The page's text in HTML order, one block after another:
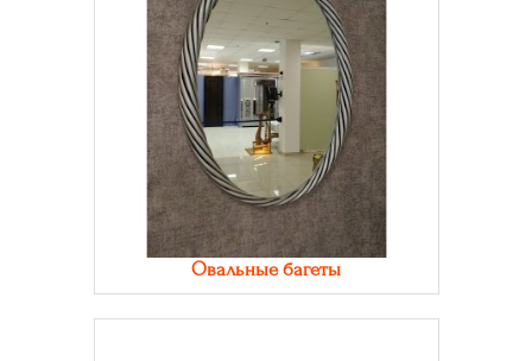
Овальные багеты